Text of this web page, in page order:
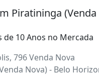
Piratininga (Venda
de 10 Anos no Mercada
796 Venda Nova
Nova) - Belo